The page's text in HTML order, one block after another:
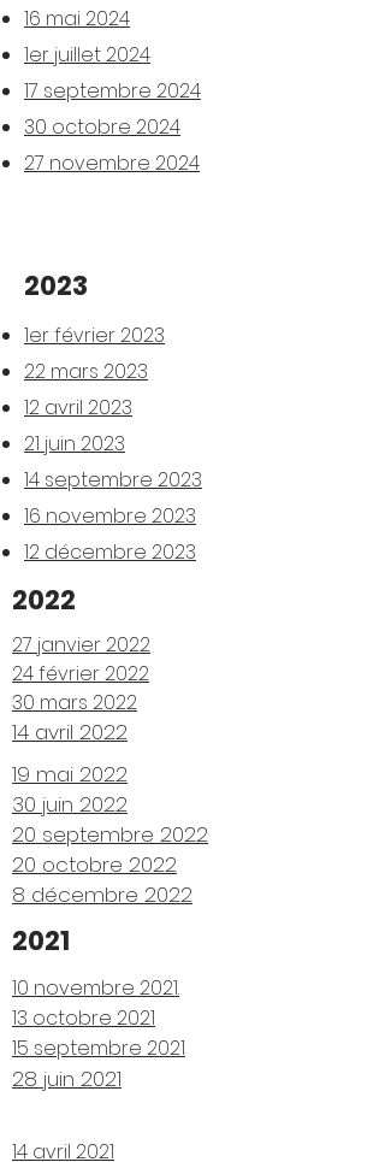
16 mai 2024
1er juillet 2024
17 septembre 2024
30 octobre 2024
27 novembre 2024
2023
1er février 2023
22 mars 2023
12 avril 2023
21 juin 2023
14 septembre 2023
16 novembre 2023
12 décembre 2023
2022
27 janvier 2022
24 février 2022
30 mars 2022
14 avril 2022
19 mai 2022
30 juin 2022
20 septembre 2022
20 octobre 2022
8 décembre 2022
2021
10 novembre 2021.
13 octobre 2021
15 septembre 2021
28 juin 2021
14 avril 2021